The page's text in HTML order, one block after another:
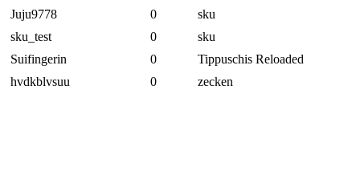
Juju9778
0
sku
sku_test
0
sku
Suifingerin
0
Tippuschis Reloaded
hvdkblvsuu
0 zecken